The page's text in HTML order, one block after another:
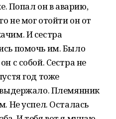
Попал он в аварию,
не мог отойти он от
И сестра
помочь им. Было
с собой. Сестра не
год тоже
выдержало. Племянник
Не успел. Осталась